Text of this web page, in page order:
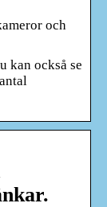
och
kan också se